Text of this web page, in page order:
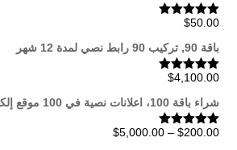
تم التقييم
$50.00
باقة 90, تركيب 90 رابط نصي لمدة 12 شهر
تم التقييم$4,100.00
شراء باقة 100، اعلانات نصية في 100 موقع إلكتروني
تم التقييم
$200.00
–
$5,000.00 نطاق